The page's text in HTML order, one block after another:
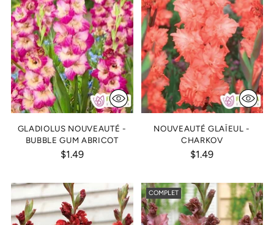
GLADIOLUS NOUVEAUTÉ -
BUBBLE GUM ABRICOT
$1.49
NOUVEAUTÉ GLAÏEUL -
CHARKOV
$1.49
COMPLET